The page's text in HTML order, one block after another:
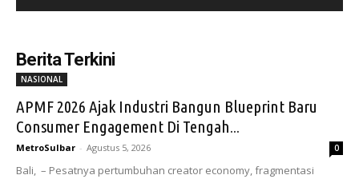
Berita Terkini
NASIONAL
APMF 2026 Ajak Industri Bangun Blueprint Baru
Consumer Engagement Di Tengah...
MetroSulbar - Agustus 5, 2026 0
Bali, – Pesatnya pertumbuhan creator economy, fragmentasi